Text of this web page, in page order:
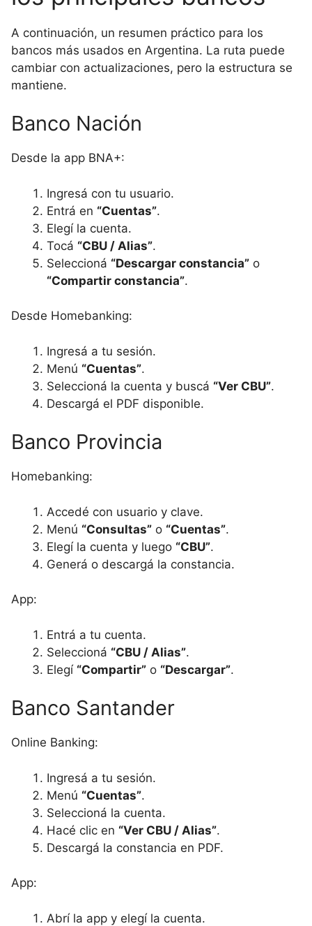
A continuación, un resumen práctico para los
bancos más usados en Argentina. La ruta puede
cambiar con actualizaciones, pero la estructura se
mantiene.
Banco Nación
Desde la app BNA+:
Ingresá con tu usuario.
Entrá en “Cuentas”.
Elegí la cuenta.
Tocá “CBU / Alias”.
Seleccioná “Descargar constancia” o
“Compartir constancia”.
Desde Homebanking:
Ingresá a tu sesión.
Menú “Cuentas”.
Seleccioná la cuenta y buscá “Ver CBU”.
Descargá el PDF disponible.
Banco Provincia
Homebanking:
Accedé con usuario y clave.
Menú “Consultas” o “Cuentas”.
Elegí la cuenta y luego “CBU”.
Generá o descargá la constancia.
App:
Entrá a tu cuenta.
Seleccioná “CBU / Alias”.
Elegí “Compartir” o “Descargar”.
Banco Santander
Online Banking:
Ingresá a tu sesión.
Menú “Cuentas”.
Seleccioná la cuenta.
Hacé clic en “Ver CBU / Alias”.
Descargá la constancia en PDF.
App:
Abrí la app y elegí la cuenta.